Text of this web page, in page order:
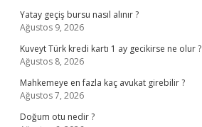
Yatay geçiş bursu nasıl alınır ?
Ağustos 9, 2026
Kuveyt Türk kredi kartı 1 ay gecikirse ne olur ?
Ağustos 8, 2026
Mahkemeye en fazla kaç avukat girebilir ?
Ağustos 7, 2026
Doğum otu nedir ?